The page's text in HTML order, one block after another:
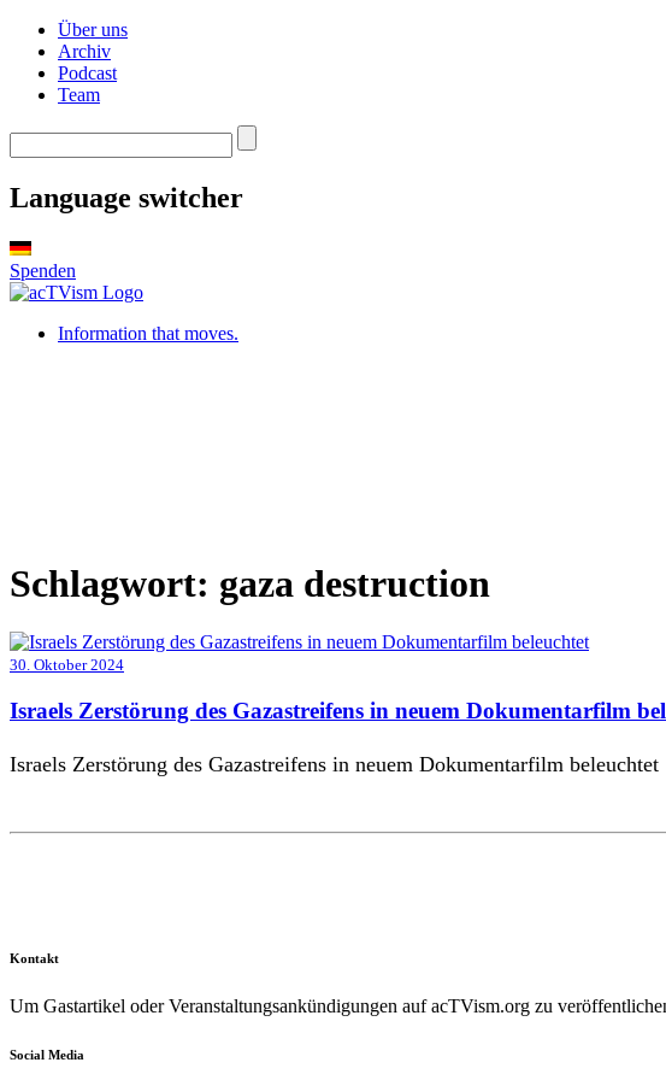
Über uns
Archiv
Podcast
Team
Language switcher
Spenden
Information that moves.
Schlagwort: gaza destruction
30. Oktober 2024
Israels Zerstörung des Gazastreifens in neuem Dokumentarfilm
Israels Zerstörung des Gazastreifens in neuem Dokumentarfilm beleuchtet
Kontakt
Um Gastartikel oder Veranstaltungsankündigungen auf acTVism.org zu
Social Media